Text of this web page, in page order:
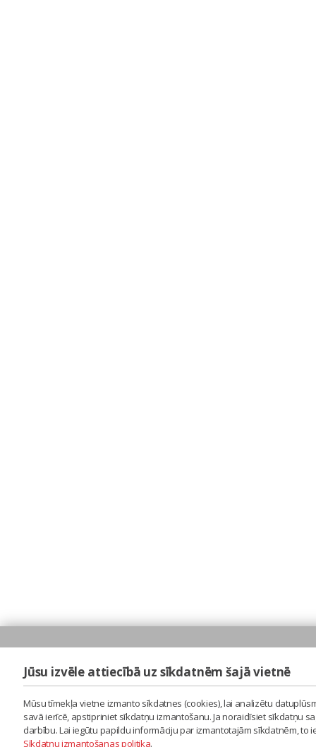
Jūsu izvēle attiecībā uz sīkdatnēm šajā vietnē
Mūsu tīmekļa vietne izmanto sīkdatnes (cookies), lai analizētu
savā ierīcē, apstipriniet sīkdatņu izmantošanu. Ja noraidīsiet sīkdatņu
darbību. Lai iegūtu papildu informāciju par izmantotajām sīkdatnēm,
Sīkdatņu izmantošanas politika.